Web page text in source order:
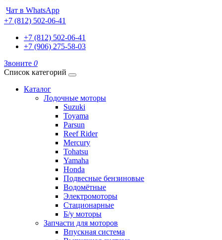
Чат в WhatsApp
+7 (812) 502-06-41
+7 (812) 502-06-41
+7 (906) 275-58-03
Звоните 0
Список категорий
Каталог
Лодочные моторы
Suzuki
Toyama
Parsun
Reef Rider
Mercury
Tohatsu
Yamaha
Honda
Подвесные бензиновые
Водомётные
Электромоторы
Стационарные
Б/у моторы
Запчасти для моторов
Впускная система